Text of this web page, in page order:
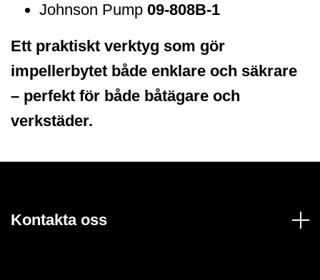
Johnson Pump 09-808B-1
Ett praktiskt verktyg som gör
impellerbytet både enklare och säkrare
– perfekt för både båtägare och
verkstäder.
Kontakta oss